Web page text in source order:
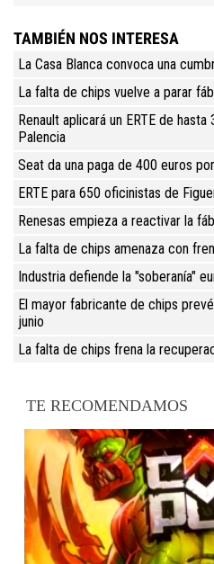
TAMBIÉN NOS INTERESA
La Casa Blanca convoca una
La falta de chips vuelve a parar
Renault aplicará un ERTE de
Palencia
Seat da una paga de 400 euros
ERTE para 650 oficinistas de
Renesas empieza a reactivar la
La falta de chips amenaza con
Industria defiende la "soberanía"
El mayor fabricante de chips
junio
La falta de chips frena la
TE RECOMENDAMOS